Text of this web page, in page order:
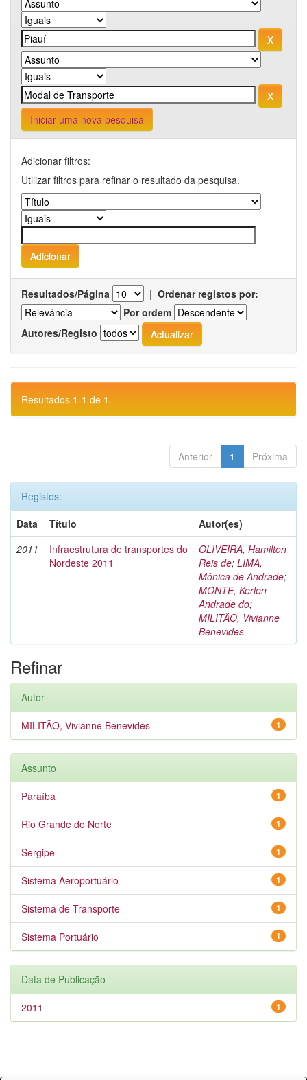
Iniciar uma nova pesquisa
Adicionar filtros:
Utilizar filtros para refinar o resultado da pesquisa.
Resultados/Página | Ordenar registos por:
Por ordem
Autores/Registo
Resultados 1-1 de 1.
Anterior 1 Próxima
Registos:
Data
Título
Autor(es)
2011
Infraestrutura de transportes do
Nordeste 2011
OLIVEIRA, Hamilton
Reis de; LIMA,
Mônica de Andrade;
MONTE, Kerlen
Andrade do;
MILITÃO, Vivianne
Benevides
Refinar
Autor
1
MILITÃO, Vivianne Benevides
Assunto
1
Paraíba
1
Rio Grande do Norte
1
Sergipe
1
Sistema Aeroportuário
1
Sistema de Transporte
1
Sistema Portuário
Data de Publicação
1
2011